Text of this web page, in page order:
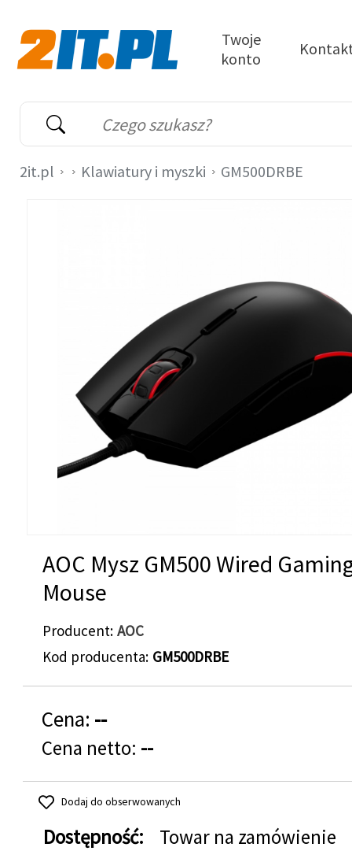
Wyszukiwarka
Słowo kluczowe
Twoje
konto
2it.pl Klawiatury i myszki GM500DRBE
AOC Mysz GM500 Wired
Mouse
Producent AOC
Kod producenta GM500DRBE
Cena: --
Cena netto: --
Dodaj do obserwowanych
Dostępność:
Towar na zamówienie